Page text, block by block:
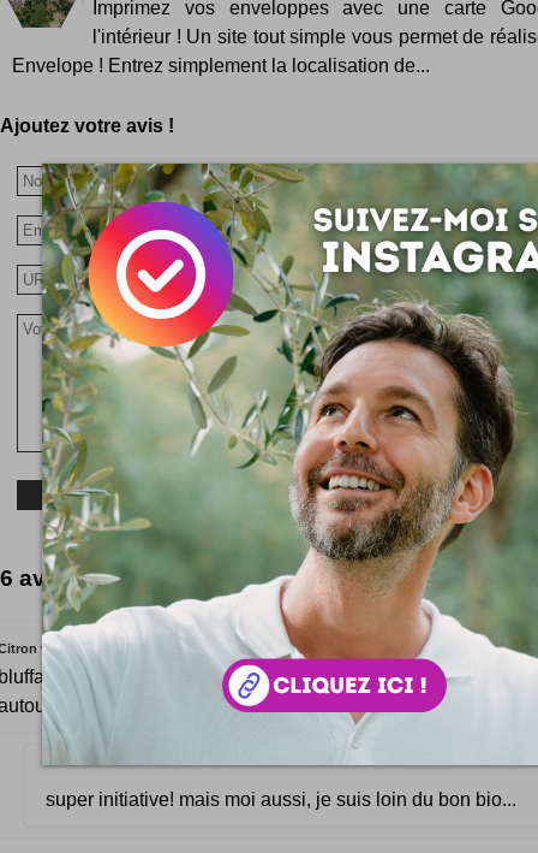
Imprimez vos enveloppes avec une carte
l'intérieur ! Un site tout simple vous permet de
Envelope ! Entrez simplement la localisation de...
Ajoutez votre avis !
6 avis forts intéressants
vert
sauf que :désolent faut faire des km: ya pas
de chez moi ...
super initiative! mais moi aussi, je suis loin du bon bio...